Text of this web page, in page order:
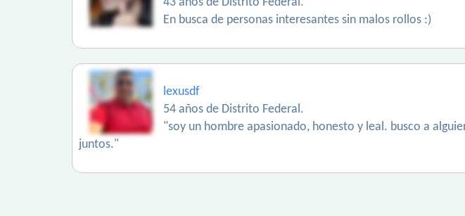
En busca de personas interesantes sin malos rollos :)
lexusdf
54 años de Distrito Federal.
"soy un hombre apasionado, honesto y leal. busco a
juntos."